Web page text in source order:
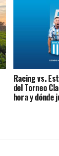
Racing vs.
del Torneo
hora y dónde